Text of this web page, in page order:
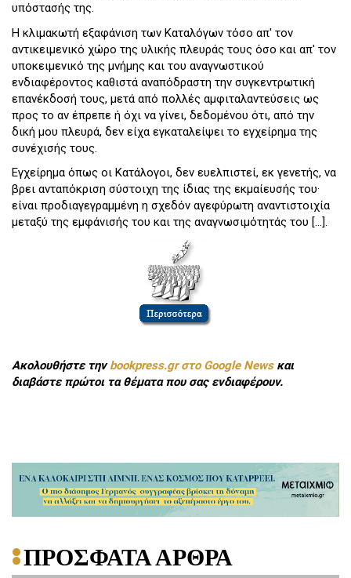
υπόστασής της.
Η κλιμακωτή εξαφάνιση των Καταλόγων τόσο απ' τον
αντικειμενικό χώρο της υλικής πλευράς τους όσο και απ' τον
υποκειμενικό της μνήμης και του αναγνωστικού
ενδιαφέροντος καθιστά αναπόδραστη την συγκεντρωτική
επανέκδοσή τους, μετά από πολλές αμφιταλαντεύσεις ως
προς το αν έπρεπε ή όχι να γίνει, δεδομένου ότι, από την
δική μου πλευρά, δεν είχα εγκαταλείψει το εγχείρημα της
συνέχισής τους.
Εγχείρημα όπως οι Κατάλογοι, δεν ευελπιστεί, εκ γενετής, να
βρει ανταπόκριση σύστοιχη της ίδιας της εκμαίευσής του·
είναι προδιαγεγραμμένη η σχεδόν αγεφύρωτη αναντιστοιχία
μεταξύ της εμφάνισής του και της αναγνωσιμότητάς του [...].
Ακολουθήστε τηνbookpress.gr στο Google Newsκαι
διαβάστε πρώτοι τα θέματα που σας ενδιαφέρουν.
ΠΡΟΣΦΑΤΑ ΑΡΘΡΑ